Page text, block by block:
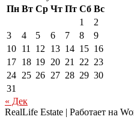
Пн Вт Ср Чт Пт Сб Вс
1
2
3
4 5 6 7 8
9
10 11 12 13 14 15 16
17 18 19 20 21 22 23
24 25 26 27 28 29 30
31
« Дек
RealLife Estate | Работает на